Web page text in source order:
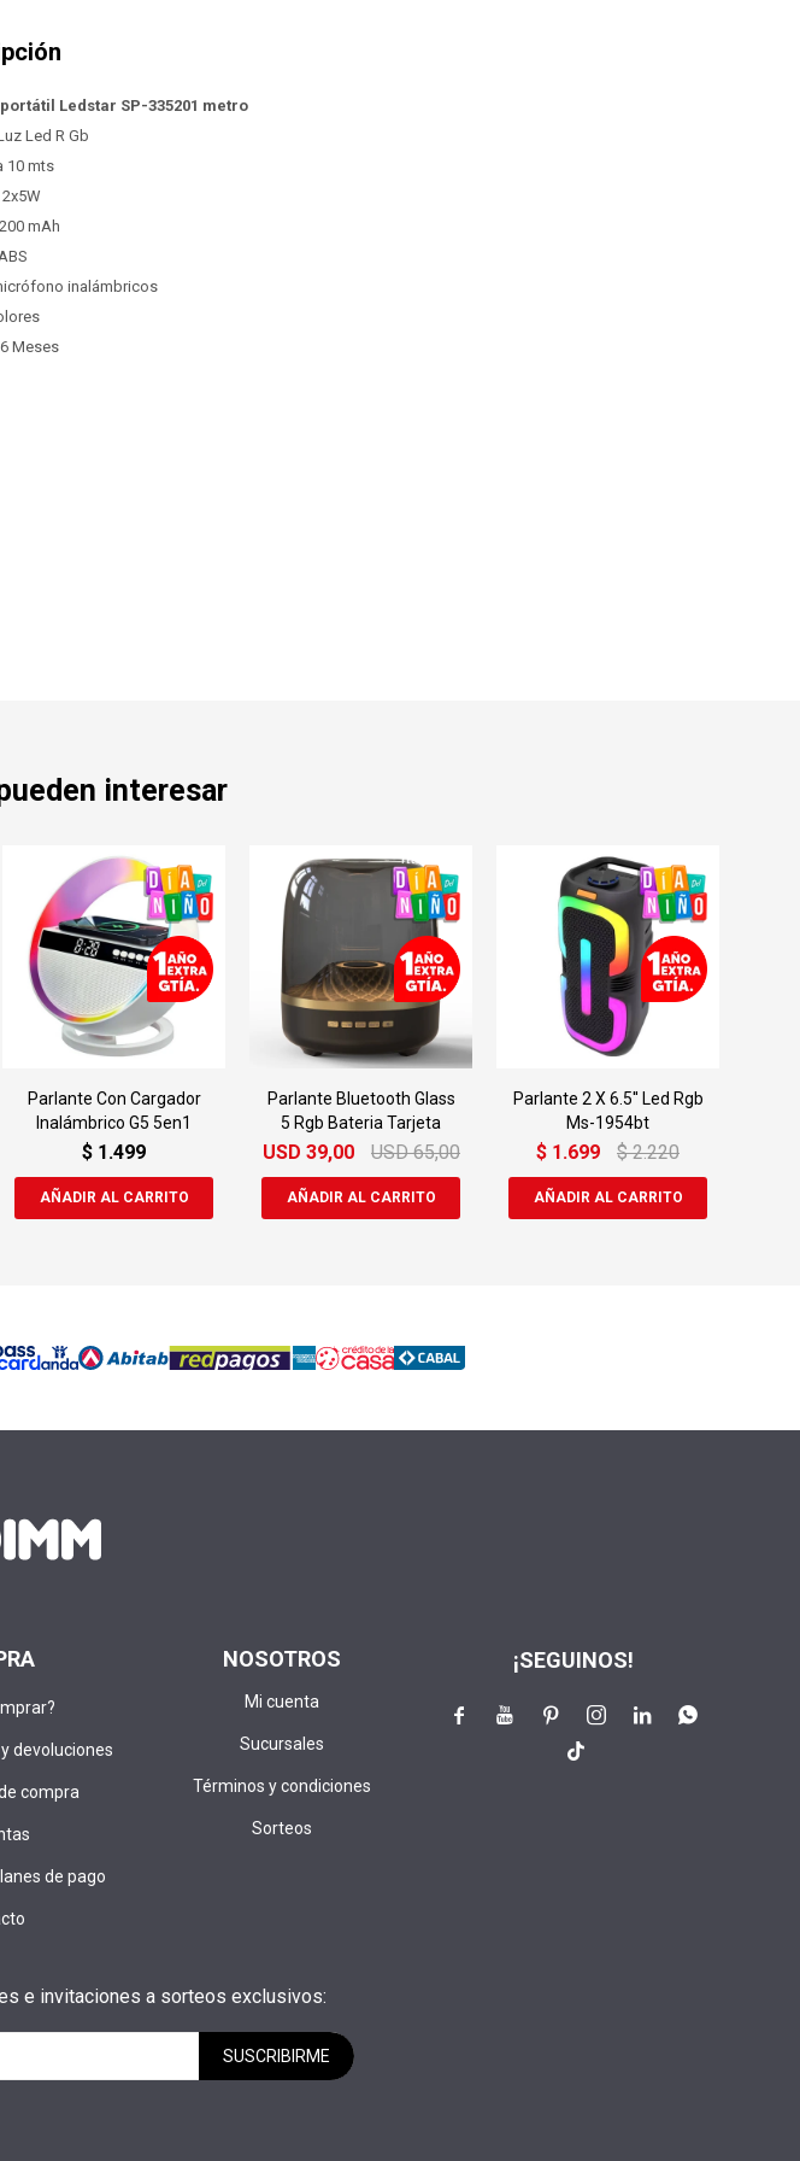
Ledstar SP-335201 metro
Led R Gb
10 mts
mAh
inalámbricos
Meses
interesar
Parlante Con Cargador
Inalámbrico G5 5en1
$ 1.499
Parlante Bluetooth Glass
5 Rgb Bateria Tarjeta
USD 39,00 USD 65,00
Parlante 2 X 6.5'' Led Rgb
Ms-1954bt
$ 1.699 $ 2.220
devoluciones
compra
de pago
NOSOTROS
Mi cuenta
Sucursales
Términos y condiciones
Sorteos
e invitaciones a sorteos exclusivos:
SUSCRIBIRME
¡SEGUINOS!
    

